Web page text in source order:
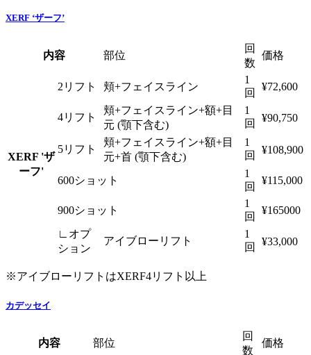
XERF ‘ザーフ’
内容 部位
回
数
価格
XERF 'ザ
ーフ'
2リフト 頬+フェイスライン
1
回
¥72,600
4リフト
頬+フェイスライン+額+目
元 (顎下含む)
1
回
¥90,750
5リフト
頬+フェイスライン+額+目
元+首 (顎下含む)
1
回
¥108,900
600ショット
1
回
¥115,000
900ショット
1
回
¥165000
∟オプ
ション
アイブローリフト
1
回
¥33,000
※アイブローリフトはXERF4リフト以上
カデッセイ
内容 部位
回
数
価格